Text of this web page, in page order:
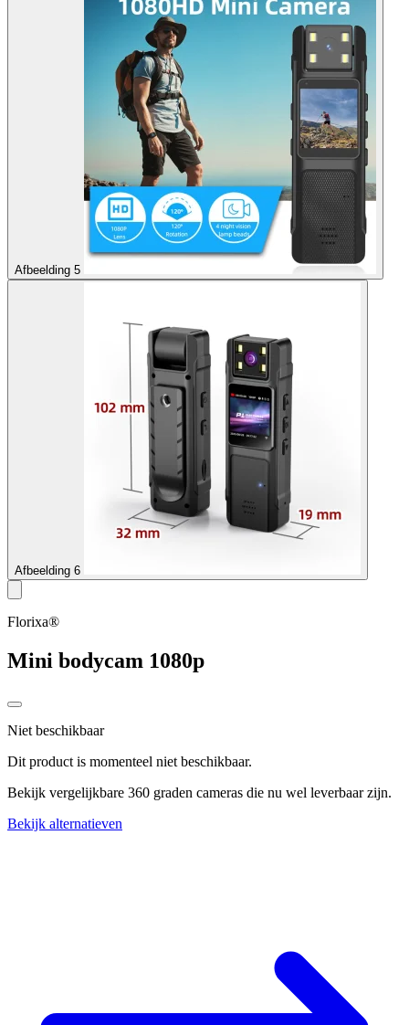
Afbeelding 5
Afbeelding 6
Florixa®
Mini bodycam 1080p
Niet beschikbaar
Dit product is momenteel niet beschikbaar.
Bekijk vergelijkbare 360 graden cameras die nu wel leverbaar zijn.
Bekijk alternatieven